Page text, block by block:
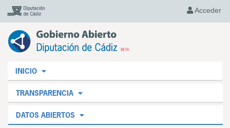
Acceder
INICIO
TRANSPARENCIA
DATOS ABIERTOS